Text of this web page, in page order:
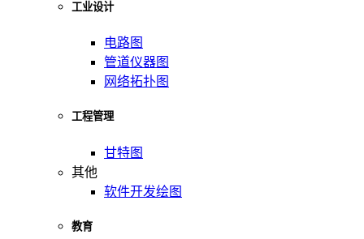
工业设计
电路图
管道仪器图
网络拓扑图
工程管理
甘特图
其他
软件开发绘图
教育